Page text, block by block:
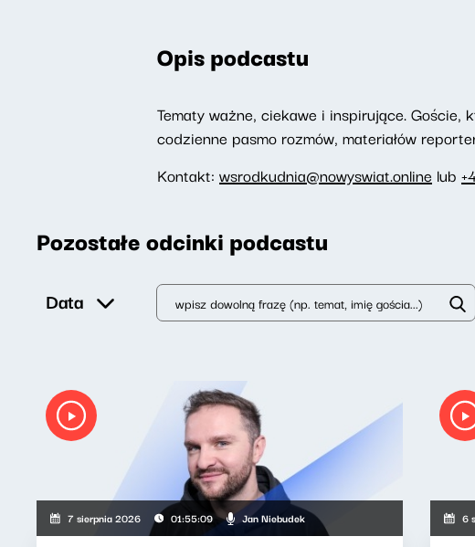
Opis podcastu
Tematy ważne, ciekawe i inspirujące.
codzienne pasmo rozmów, materiałów
Kontakt: wsrodkudnia@nowyswiat.online lub
Pozostałe odcinki podcastu
Data
7 sierpnia 2026 01:55:09 Jan Niebudek 6